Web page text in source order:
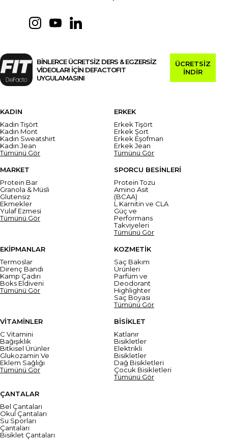
BİNLERCE ÜCRETSİZ DERS & EGZERSİZ
VİDEOLARI İÇİN DEFACTOFIT
UYGULAMASINI
ÜCRETSİZ
İNDİR
KADIN
Kadın Tişört
Kadın Mont
Kadın Sweatshirt
Kadın Jean
Tümünü Gör
ERKEK
Erkek Tişört
Erkek Şort
Erkek Eşofman
Erkek Jean
Tümünü Gör
MARKET
Protein Bar
Granola & Müsli
Glutensiz
Ekmekler
Yulaf Ezmesi
Tümünü Gör
SPORCU BESİNLERİ
Protein Tozu
Amino Asit
(BCAA)
L Karnitin ve CLA
Güç ve
Performans
Takviyeleri
Tümünü Gör
EKİPMANLAR
Termoslar
Direnç Bandı
Kamp Çadırı
Boks Eldiveni
Tümünü Gör
KOZMETİK
Saç Bakım
Ürünleri
Parfüm ve
Deodorant
Highlighter
Saç Boyası
Tümünü Gör
VİTAMİNLER
C Vitamini
Bağışıklık
Bitkisel Ürünler
Glukozamin Ve
Eklem Sağlığı
Tümünü Gör
BİSİKLET
Katlanır
Bisikletler
Elektrikli
Bisikletler
Dağ Bisikletleri
Çocuk Bisikletleri
Tümünü Gör
ÇANTALAR
Bel Çantaları
Okul Çantaları
Su Sporları
Çantaları
Bisiklet Çantaları